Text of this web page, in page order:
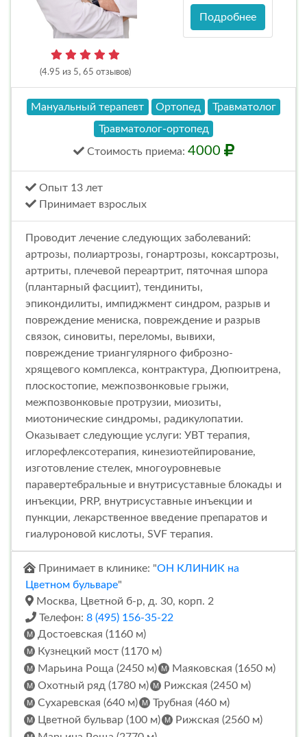
(4.95 из 5, 65 отзывов)
Подробнее
Мануальный терапевт Ортопед
Травматолог
Травматолог-ортопед
Стоимость приема: 4000
Опыт 13 лет
Принимает взрослых
Проводит лечение следующих заболеваний:
артрозы, полиартрозы, гонартрозы, коксартрозы,
артриты, плечевой переартрит, пяточная шпора
(плантарный фасциит), тендиниты,
эпикондилиты, импиджмент синдром, разрыв и
повреждение мениска, повреждение и разрыв
связок, синовиты, переломы, вывихи,
повреждение триангулярного фиброзно-
хрящевого комплекса, контрактура, Дюпюитрена,
плоскостопие, межпозвонковые грыжи,
межпозвонковые протрузии, миозиты,
миотонические синдромы, радикулопатии.
Оказывает следующие услуги: УВТ терапия,
иглорефлексотерапия, кинезиотейпирование,
изготовление стелек, многоуровневые
паравертебральные и внутрисуставные блокады и
инъекции, PRP, внутрисуставные инъекции и
пункции, лекарственное введение препаратов и
гиалуроновой кислоты, SVF терапия.
Принимает в клинике: "ОН КЛИНИК на
Цветном бульваре"
Москва, Цветной б-р, д. 30, корп. 2
Телефон: 8 (495) 156-35-22
Достоевская (1160 м)
Кузнецкий мост (1170 м)
Марьина Роща (2450 м)
Маяковская (1650 м)
Охотный ряд (1780 м)
Рижская (2450 м)
Сухаревская (640 м)
Трубная (460 м)
Цветной бульвар (100 м)
Рижская (2560 м)